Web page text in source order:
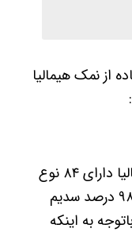
از نمک هیمالیا
در بعضی منابع ذکر شده که نمک‌ هیمالیا دارای ۸۴ نوع
ماده‌ی معدنی است. این نمک حاوی ۹۸ درصد سدیم
به اینکه